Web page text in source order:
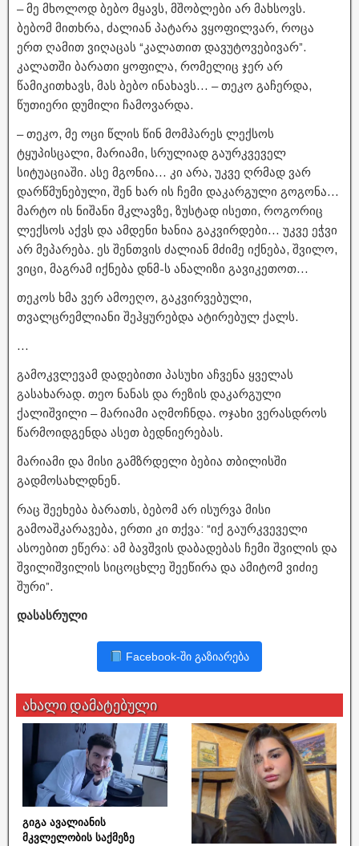
– მე მხოლოდ ბებო მყავს, მშობლები არ მახსოვს.
ბებომ მითხრა, ძალიან პატარა ვყოფილვარ, როცა
ერთ ღამით ვიღაცას “კალათით დავუტოვებივარ”.
კალათში ბარათი ყოფილა, რომელიც ჯერ არ
წამიკითხავს, მას ბებო ინახავს… – თეკო გაჩერდა,
წუთიერი დუმილი ჩამოვარდა.
– თეკო, მე ოცი წლის წინ მომპარეს ლექსოს
ტყუპისცალი, მარიამი, სრულიად გაურკვეველ
სიტუაციაში. ასე მგონია… კი არა, უკვე ღრმად ვარ
დარწმუნებული, შენ ხარ ის ჩემი დაკარგული გოგონა…
მარტო ის ნიშანი მკლავზე, ზუსტად ისეთი, როგორიც
ლექსოს აქვს და ამდენი ხანია გაკვირდები… უკვე ეჭვი
არ მეპარება. ეს შენთვის ძალიან მძიმე იქნება, შვილო,
ვიცი, მაგრამ იქნება დნმ-ს ანალიზი გავიკეთოთ…
თეკოს ხმა ვერ ამოეღო, გაკვირვებული,
თვალცრემლიანი შეჰყურებდა ატირებულ ქალს.
…
გამოკვლევამ დადებითი პასუხი აჩვენა ყველას
გასახარად. თეო ნანას და რეზის დაკარგული
ქალიშვილი – მარიამი აღმოჩნდა. ოჯახი ვერასდროს
წარმოიდგენდა ასეთ ბედნიერებას.
მარიამი და მისი გამზრდელი ბებია თბილისში
გადმოსახლდნენ.
რაც შეეხება ბარათს, ბებომ არ ისურვა მისი
გამოაშკარავება, ერთი კი თქვა: “იქ გაურკვეველი
ასოებით ეწერა: ამ ბავშვის დაბადებას ჩემი შვილის და
შვილიშვილის სიცოცხლე შეეწირა და ამიტომ ვიძიე
შური”.
დასასრული
Facebook-ში გაზიარება
ახალი დამატებული
გიგა ავალიანის
მკვლელობის საქმეზე